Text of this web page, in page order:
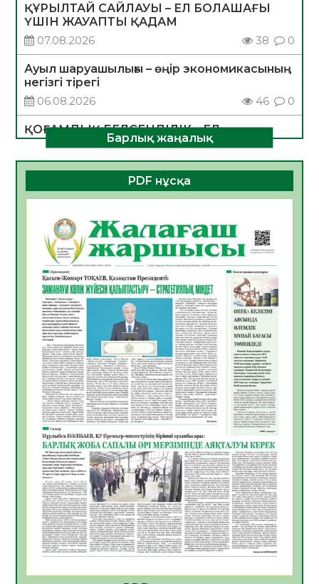
ҚҰРЫЛТАЙ САЙЛАУЫ – ЕЛ БОЛАШАҒЫ
ҮШІН ЖАУАПТЫ ҚАДАМ
07.08.2026
38 0
Ауыл шаруашылығы – өңір экономикасының
негізгі тірегі
06.08.2026
46 0
ҚОҒАМДЫҚ БЕЛСЕНДІЛІК – ЕЛ
ДАМУЫНЫҢ НЕГІЗІ
06.08.2026
43 0
ҚҰРЫЛТАЙ САЙЛАУЫ – БОЛАШАҚҚА
БАСТАР ЖАУАПТЫ ТАҢДАУ
06.08.2026
Инфекциялық ауруларға қарсы иммундау
жұмыстарының тиімділігі
06.08.2026
48
Көкжөтел ауруы туралы
06.08.2026
44
АПВ вакцинасы туралы мәлімет
06.08.2026
43
Open Air: Қызылорда облысы полиция
департаменті 20 мыңнан астам
көрерменнің қауіпсіздігін қамтамасыз етті
06.08.2026
57
ҚЫЗЫЛОРДАДА «САНАЛЫ ҰРПАҚ –
ЖАРҚЫН БОЛАШАҚ» АТТЫ КЕҢЕЙТІЛГЕН
МӘЖІЛІС ӨТТІ
05.08.2026
57
Қазақстан Орталық Азиядағы көшуге ең
Барлық жаңалық
PDF нұсқа